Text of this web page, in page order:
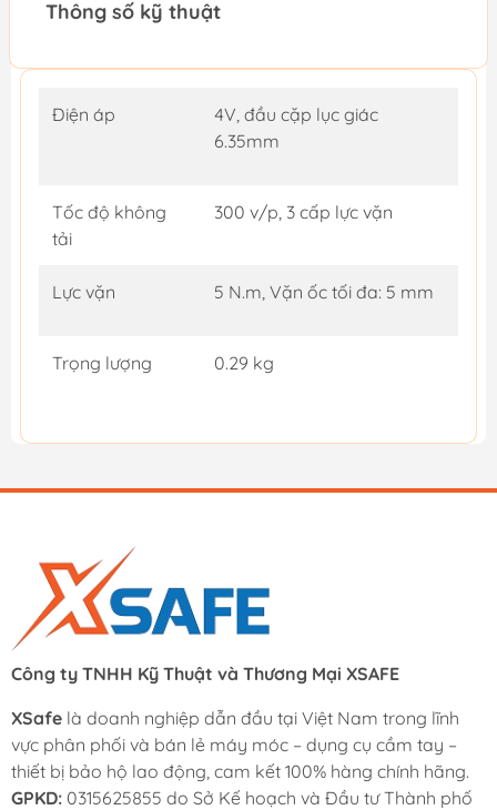
Thông số kỹ thuật
Điện áp
4V, đầu cặp lục giác
6.35mm
Tốc độ không
tải
300 v/p, 3 cấp lực vặn
Lực vặn 5 N.m, Vặn ốc tối đa: 5 mm
Trọng lượng 0.29 kg
Công ty TNHH Kỹ Thuật và Thương Mại XSAFE
XSafe là doanh nghiệp dẫn đầu tại Việt Nam trong lĩnh
vực phân phối và bán lẻ máy móc – dụng cụ cầm tay –
thiết bị bảo hộ lao động, cam kết 100% hàng chính hãng.
GPKD: 0315625855 do Sở Kế hoạch và Đầu tư Thành phố